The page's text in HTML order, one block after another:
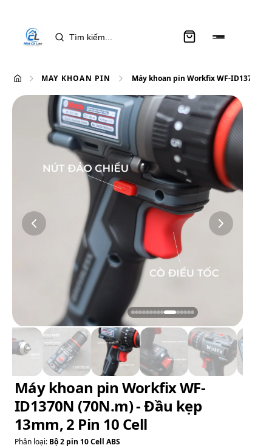
MÁY KHOAN PIN Máy khoan pin Workfix WF-
Máy khoan pin Workfix WF-
ID1370N (70N.m) - Đầu kẹp
13mm, 2 Pin 10 Cell
Phân loại: Bộ 2 pin 10 Cell ABS